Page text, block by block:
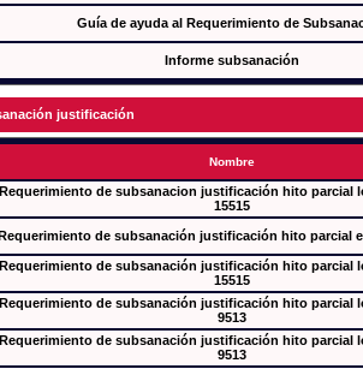
Guía de ayuda al Requerimiento de
Informe subsanación
justificación
Nombre
de subsanacion justificación hito parcial
15515
de subsanación justificación hito parcial
de subsanación justificación hito parcial
15515
de subsanación justificación hito parcial
9513
de subsanación justificación hito parcial
9513